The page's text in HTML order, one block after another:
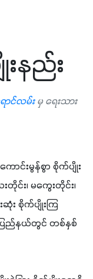
းနည်း
ာင်လမ်းမှ ရေးသား
ာင်းမွန်စွာ စိုက်ပျိုး
တိုင်း၊ မကွေးတိုင်း၊
း စိုက်ပျိုးကြ
ြည်နယ်တွင် တစ်နှစ်